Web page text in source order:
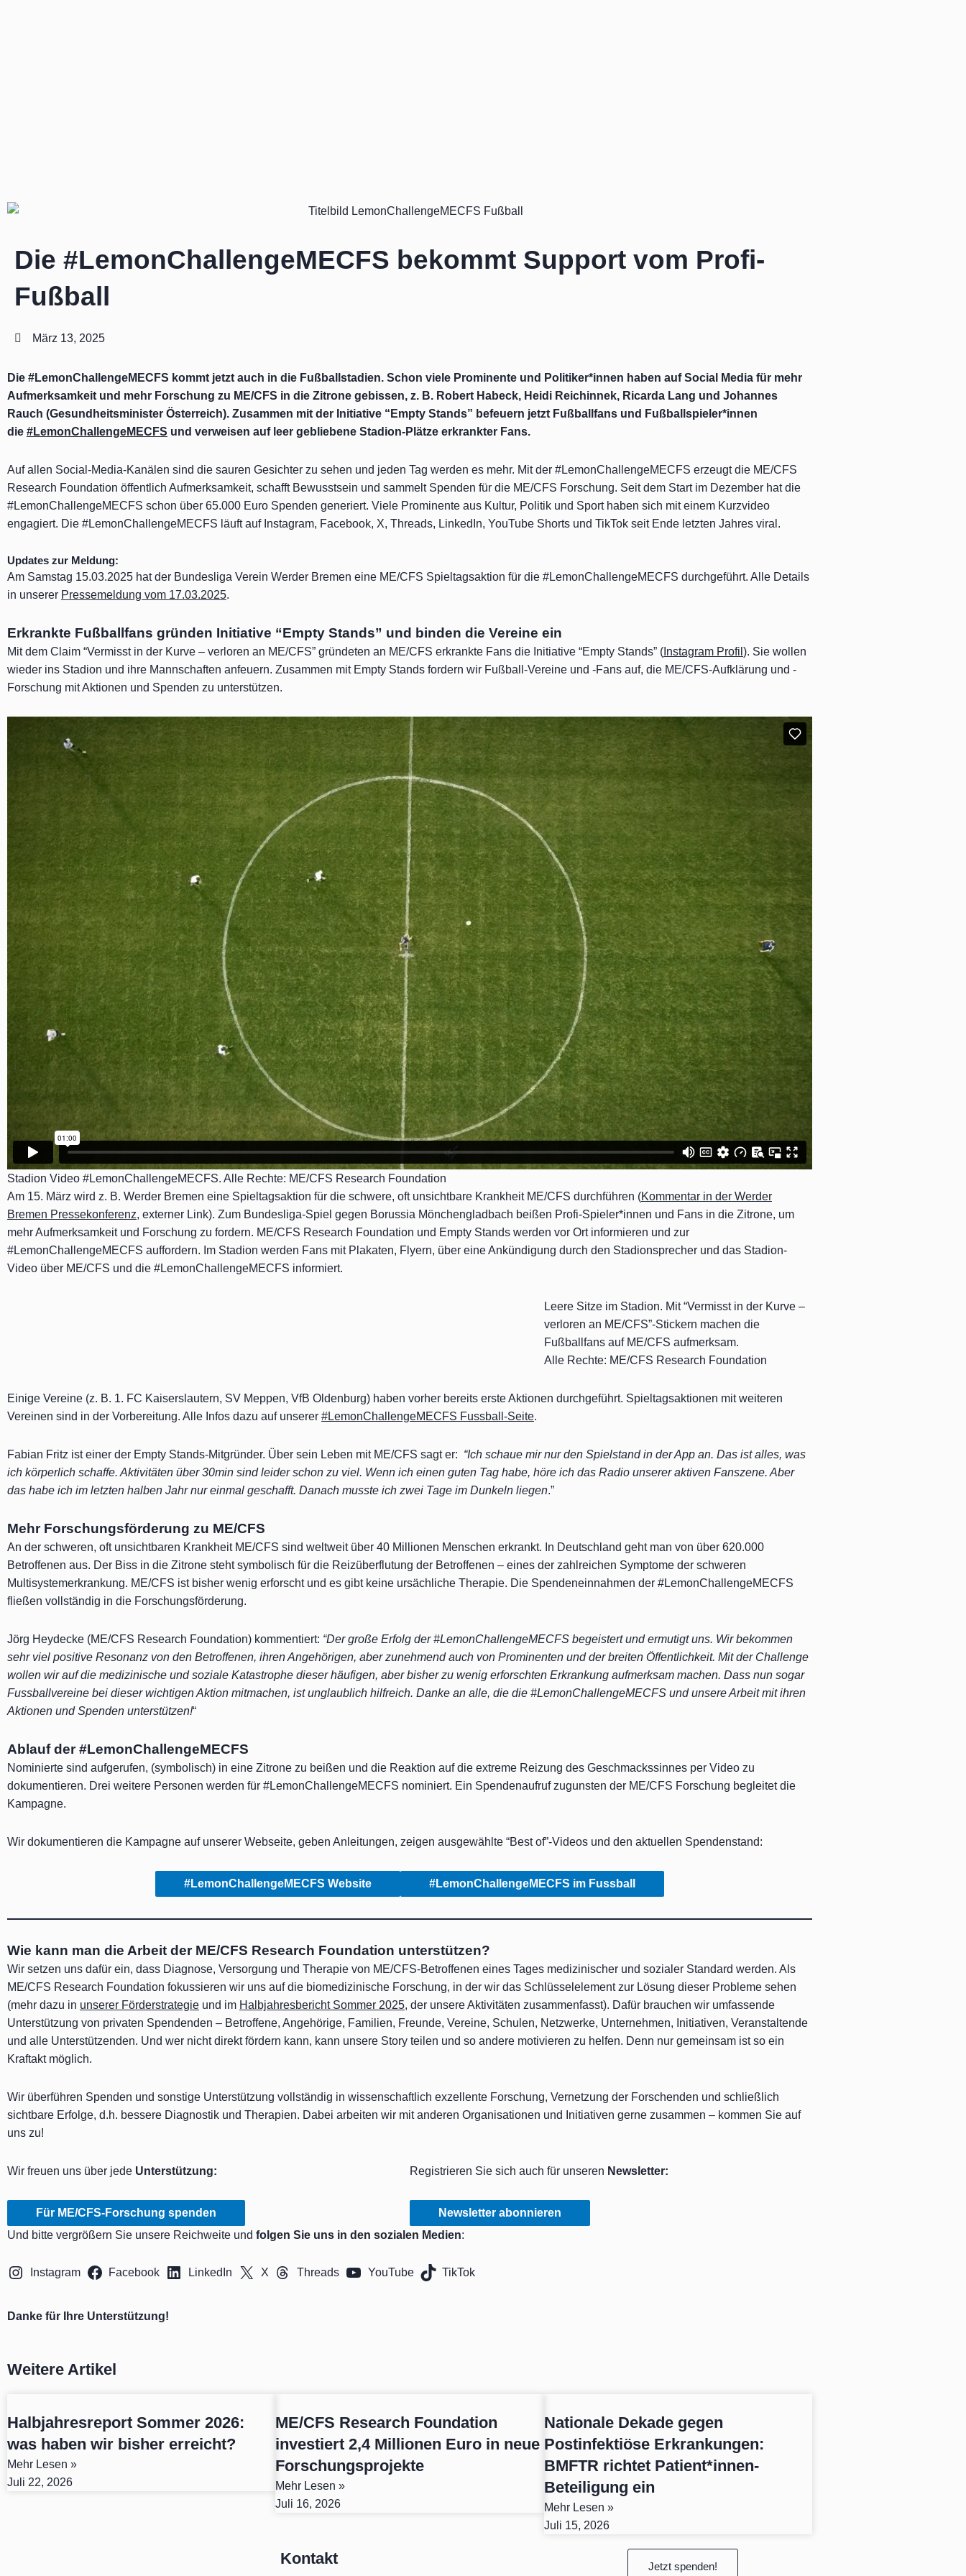
Die #LemonChallengeMECFS bekommt Support vom Profi-
Fußball
März 13, 2025
Die #LemonChallengeMECFS kommt jetzt auch in die Fußballstadien. Schon viele Prominente und Politiker*innen haben auf Social Media für mehr
Aufmerksamkeit und mehr Forschung zu ME/CFS in die Zitrone gebissen, z. B. Robert Habeck, Heidi Reichinnek, Ricarda Lang und Johannes
Rauch (Gesundheitsminister Österreich). Zusammen mit der Initiative “Empty Stands” befeuern jetzt Fußballfans und Fußballspieler*innen
die #LemonChallengeMECFS und verweisen auf leer gebliebene Stadion-Plätze erkrankter Fans.
Auf allen Social-Media-Kanälen sind die sauren Gesichter zu sehen und jeden Tag werden es mehr. Mit der #LemonChallengeMECFS erzeugt die ME/CFS
Research Foundation öffentlich Aufmerksamkeit, schafft Bewusstsein und sammelt Spenden für die ME/CFS Forschung. Seit dem Start im Dezember hat die
#LemonChallengeMECFS schon über 65.000 Euro Spenden generiert. Viele Prominente aus Kultur, Politik und Sport haben sich mit einem Kurzvideo
engagiert. Die #LemonChallengeMECFS läuft auf Instagram, Facebook, X, Threads, LinkedIn, YouTube Shorts und TikTok seit Ende letzten Jahres viral.
Updates zur Meldung:
Am Samstag 15.03.2025 hat der Bundesliga Verein Werder Bremen eine ME/CFS Spieltagsaktion für die #LemonChallengeMECFS durchgeführt. Alle Details
in unserer Pressemeldung vom 17.03.2025.
Erkrankte Fußballfans gründen Initiative “Empty Stands” und binden die Vereine ein
Mit dem Claim “Vermisst in der Kurve – verloren an ME/CFS” gründeten an ME/CFS erkrankte Fans die Initiative “Empty Stands” ( Instagram Profil ). Sie wollen
wieder ins Stadion und ihre Mannschaften anfeuern. Zusammen mit Empty Stands fordern wir Fußball-Vereine und -Fans auf, die ME/CFS-Aufklärung und -
Forschung mit Aktionen und Spenden zu unterstützen.
Stadion Video #LemonChallengeMECFS. Alle Rechte: ME/CFS Research Foundation
Am 15. März wird z. B. Werder Bremen eine Spieltagsaktion für die schwere, oft unsichtbare Krankheit ME/CFS durchführen (Kommentar in der Werder
Bremen Pressekonferenz, externer Link). Zum Bundesliga-Spiel gegen Borussia Mönchengladbach beißen Profi-Spieler*innen und Fans in die Zitrone, um
mehr Aufmerksamkeit und Forschung zu fordern. ME/CFS Research Foundation und Empty Stands werden vor Ort informieren und zur
#LemonChallengeMECFS auffordern. Im Stadion werden Fans mit Plakaten, Flyern, über eine Ankündigung durch den Stadionsprecher und das Stadion-
Video über ME/CFS und die #LemonChallengeMECFS informiert.
Leere Sitze im Stadion. Mit “Vermisst in der Kurve –
verloren an ME/CFS”-Stickern machen die
Fußballfans auf ME/CFS aufmerksam.
Alle Rechte: ME/CFS Research Foundation
Einige Vereine (z. B. 1. FC Kaiserslautern, SV Meppen, VfB Oldenburg) haben vorher bereits erste Aktionen durchgeführt. Spieltagsaktionen mit weiteren
Vereinen sind in der Vorbereitung. Alle Infos dazu auf unserer #LemonChallengeMECFS Fussball-Seite.
Fabian Fritz ist einer der Empty Stands-Mitgründer. Über sein Leben mit ME/CFS sagt er: “Ich schaue mir nur den Spielstand in der App an. Das ist alles, was
ich körperlich schaffe. Aktivitäten über 30min sind leider schon zu viel. Wenn ich einen guten Tag habe, höre ich das Radio unserer aktiven Fanszene. Aber
das habe ich im letzten halben Jahr nur einmal geschafft. Danach musste ich zwei Tage im Dunkeln liegen.”
Mehr Forschungsförderung zu ME/CFS
An der schweren, oft unsichtbaren Krankheit ME/CFS sind weltweit über 40 Millionen Menschen erkrankt. In Deutschland geht man von über 620.000
Betroffenen aus. Der Biss in die Zitrone steht symbolisch für die Reizüberflutung der Betroffenen – eines der zahlreichen Symptome der schweren
Multisystemerkrankung. ME/CFS ist bisher wenig erforscht und es gibt keine ursächliche Therapie. Die Spendeneinnahmen der #LemonChallengeMECFS
fließen vollständig in die Forschungsförderung.
Jörg Heydecke (ME/CFS Research Foundation) kommentiert: “Der große Erfolg der #LemonChallengeMECFS begeistert und ermutigt uns. Wir bekommen
sehr viel positive Resonanz von den Betroffenen, ihren Angehörigen, aber zunehmend auch von Prominenten und der breiten Öffentlichkeit. Mit der Challenge
wollen wir auf die medizinische und soziale Katastrophe dieser häufigen, aber bisher zu wenig erforschten Erkrankung aufmerksam machen. Dass nun sogar
Fussballvereine bei dieser wichtigen Aktion mitmachen, ist unglaublich hilfreich. Danke an alle, die die #LemonChallengeMECFS und unsere Arbeit mit ihren
Aktionen und Spenden unterstützen!“
Ablauf der #LemonChallengeMECFS
Nominierte sind aufgerufen, (symbolisch) in eine Zitrone zu beißen und die Reaktion auf die extreme Reizung des Geschmackssinnes per Video zu
dokumentieren. Drei weitere Personen werden für #LemonChallengeMECFS nominiert. Ein Spendenaufruf zugunsten der ME/CFS Forschung begleitet die
Kampagne.
Wir dokumentieren die Kampagne auf unserer Webseite, geben Anleitungen, zeigen ausgewählte “Best of”-Videos und den aktuellen Spendenstand:
#LemonChallengeMECFS Website #LemonChallengeMECFS im Fussball
Wie kann man die Arbeit der ME/CFS Research Foundation unterstützen?
Wir setzen uns dafür ein, dass Diagnose, Versorgung und Therapie von ME/CFS-Betroffenen eines Tages medizinischer und sozialer Standard werden. Als
ME/CFS Research Foundation fokussieren wir uns auf die biomedizinische Forschung, in der wir das Schlüsselelement zur Lösung dieser Probleme sehen
(mehr dazu in unserer Förderstrategie und im Halbjahresbericht Sommer 2025, der unsere Aktivitäten zusammenfasst). Dafür brauchen wir umfassende
Unterstützung von privaten Spendenden – Betroffene, Angehörige, Familien, Freunde, Vereine, Schulen, Netzwerke, Unternehmen, Initiativen, Veranstaltende
und alle Unterstützenden. Und wer nicht direkt fördern kann, kann unsere Story teilen und so andere motivieren zu helfen. Denn nur gemeinsam ist so ein
Kraftakt möglich.
Wir überführen Spenden und sonstige Unterstützung vollständig in wissenschaftlich exzellente Forschung, Vernetzung der Forschenden und schließlich
sichtbare Erfolge, d.h. bessere Diagnostik und Therapien. Dabei arbeiten wir mit anderen Organisationen und Initiativen gerne zusammen – kommen Sie auf
uns zu!
Wir freuen uns über jede Unterstützung:
Für ME/CFS-Forschung spenden
Registrieren Sie sich auch für unseren Newsletter:
Newsletter abonnieren
Und bitte vergrößern Sie unsere Reichweite und folgen Sie uns in den sozialen Medien:
Instagram Facebook LinkedIn X Threads YouTube TikTok
Danke für Ihre Unterstützung!
Weitere Artikel
Halbjahresreport Sommer 2026:
was haben wir bisher erreicht?
Mehr Lesen »
Juli 22, 2026
ME/CFS Research Foundation
investiert 2,4 Millionen Euro in neue
Forschungsprojekte
Mehr Lesen »
Juli 16, 2026
Nationale Dekade gegen
Postinfektiöse Erkrankungen:
BMFTR richtet Patient*innen-
Beteiligung ein
Mehr Lesen »
Juli 15, 2026
Kontakt Jetzt spenden!